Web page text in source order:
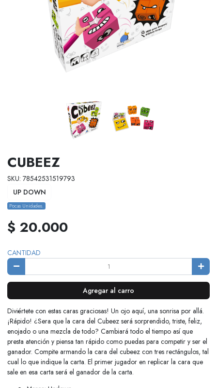
CUBEEZ
SKU: 78542531519793
UP DOWN
Pocas Unidades.
$ 20.000
CANTIDAD
Agregar al carro
Diviértete con estas caras graciosas! Un ojo aquí, una sonrisa por allá.
¡Rápido! ¿Sera que la cara del Cubeez será sorprendido, triste, feliz,
enojado o una mezcla de todo? Cambiará todo el tiempo así que
presta atención y piensa tan rápido como puedas para competir y ser el
ganador. Compite armando la cara del cubeez con tres rectángulos, tal
cual lo que indique la carta. El primer jugador en replicar la cara que
sale en esa carta será el ganador de la carta.